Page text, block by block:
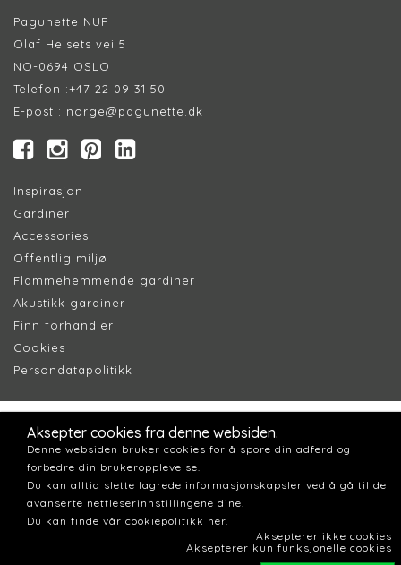
Pagunette NUF
Olaf Helsets vei 5
NO-0694 OSLO
Telefon :+47 22 09 31 50
E-post : norge@pagunette.dk
Inspirasjon
Gardiner
Accessories
Offentlig miljø
Flammehemmende gardiner
Akustikk gardiner
Finn forhandler
Cookies
Persondatapolitikk
Aksepter cookies fra denne websiden.
Denne websiden bruker cookies for å spore din adferd og
forbedre din brukeropplevelse.
Du kan alltid slette lagrede informasjonskapsler ved å gå til de
avanserte nettleserinnstillingene dine.
Du kan finde vår cookiepolitikk her.
Aksepterer ikke cookies
Aksepterer kun funksjonelle cookies